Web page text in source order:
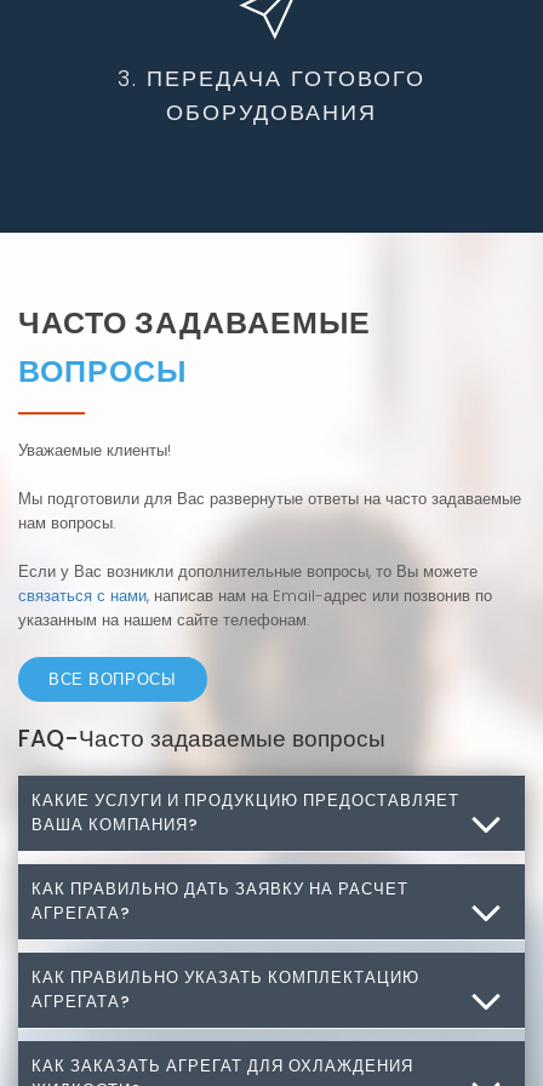
3. ПЕРЕДАЧА ГОТОВОГО
ОБОРУДОВАНИЯ
ЧАСТО ЗАДАВАЕМЫЕ
ВОПРОСЫ
Уважаемые клиенты!
Мы подготовили для Вас развернутые ответы на часто задаваемые
нам вопросы.
Если у Вас возникли дополнительные вопросы, то Вы можете
связаться с нами, написав нам на Email-адрес или позвонив по
указанным на нашем сайте телефонам.
ВСЕ ВОПРОСЫ
FAQ-Часто задаваемые вопросы
КАКИЕ УСЛУГИ И ПРОДУКЦИЮ ПРЕДОСТАВЛЯЕТ
ВАША КОМПАНИЯ?
Какие услуги и продукцию предоставляет Ваша
Разработка, изготовление, монтаж промышленного
холодильного оборудования, а также комплектующие
для холодильного оборудования: компрессоры,
конденсаторы, испарители, медные трубы, медные
КАК ПРАВИЛЬНО ДАТЬ ЗАЯВКУ НА РАСЧЕТ
АГРЕГАТА?
Как правильно дать заявку на расчет агрегата?
1. Прежде всего необходим размер самой камеры.
Если камера уже существует, то ее фактические
КАК ПРАВИЛЬНО УКАЗАТЬ КОМПЛЕКТАЦИЮ
АГРЕГАТА?
Как правильно указать комплектацию агрегата?
КАК ЗАКАЗАТЬ АГРЕГАТ ДЛЯ ОХЛАЖДЕНИЯ